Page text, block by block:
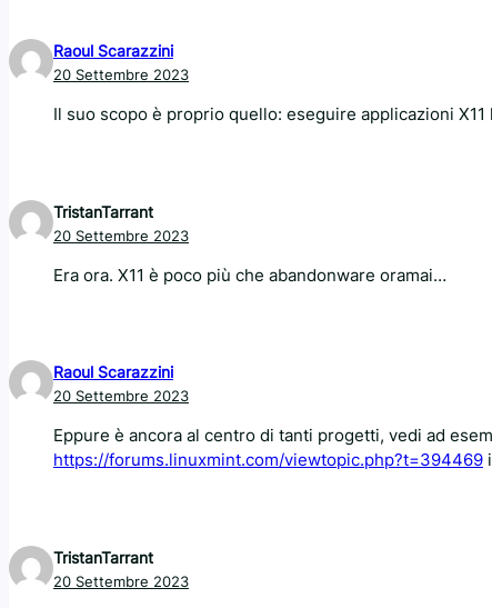
Raoul Scarazzini
20 Settembre 2023
Il suo scopo è proprio quello: eseguire applicazioni X11
TristanTarrant
20 Settembre 2023
Era ora. X11 è poco più che abandonware oramai…
Raoul Scarazzini
20 Settembre 2023
Eppure è ancora al centro di tanti progetti, vedi ad
https://forums.linuxmint.com/viewtopic.php?t=394469
TristanTarrant
20 Settembre 2023